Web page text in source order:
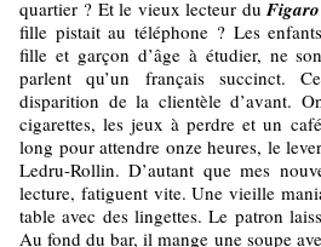
quartier ? Et le vieux lecteur duFigaro
fille pistait au téléphone ? Les
fille et garçon d’âge à étudier, ne
parlent qu’un français succinct.
disparition de la clientèle d’avant.
cigarettes, les jeux à perdre et un
long pour attendre onze heures, le
Ledru-Rollin. D’autant que mes
lecture, fatiguent vite. Une vieille
table avec des lingettes. Le patron
Au fond du bar, il mange une soupe